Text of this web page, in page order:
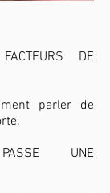
DE
parler de
UNE